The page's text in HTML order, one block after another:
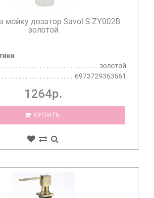
мойку дозатор Savol S-ZY002B
золотой
золотой
6973729363661
1264р.
КУПИТЬ